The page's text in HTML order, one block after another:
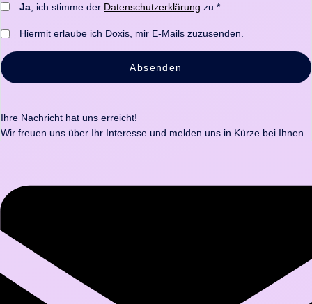
Ja , ich stimme der Datenschutzerklärung zu.*
Hiermit erlaube ich Doxis, mir E-Mails zuzusenden.
Absenden
Ihre Nachricht hat uns erreicht!
Wir freuen uns über Ihr Interesse und melden uns in Kürze bei Ihnen.